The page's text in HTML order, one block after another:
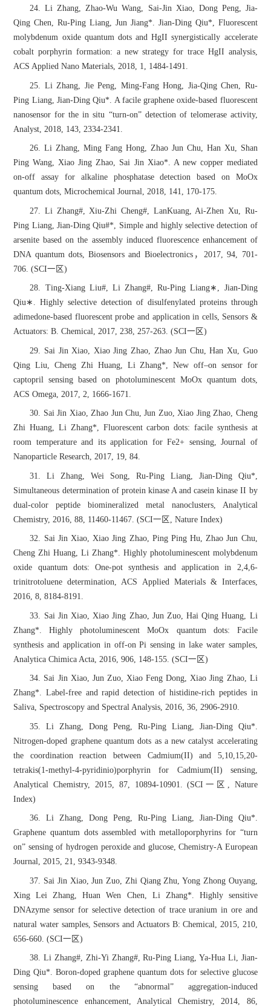
24. Li Zhang, Zhao-Wu Wang, Sai-Jin Xiao, Dong Peng, Jia-
Qing Chen, Ru-Ping Liang, Jun Jiang*. Jian-Ding Qiu*, Fluorescent
molybdenum oxide quantum dots and HgII synergistically accelerate
cobalt porphyrin formation: a new strategy for trace HgII analysis,
ACS Applied Nano Materials, 2018, 1, 1484-1491.
25. Li Zhang, Jie Peng, Ming-Fang Hong, Jia-Qing Chen, Ru-
Ping Liang, Jian-Ding Qiu*. A facile graphene oxide-based fluorescent
nanosensor for the in situ “turn-on” detection of telomerase activity,
Analyst, 2018, 143, 2334-2341.
26. Li Zhang, Ming Fang Hong, Zhao Jun Chu, Han Xu, Shan
Ping Wang, Xiao Jing Zhao, Sai Jin Xiao*. A new copper mediated
on-off assay for alkaline phosphatase detection based on MoOx
quantum dots, Microchemical Journal, 2018, 141, 170-175.
27. Li Zhang#, Xiu-Zhi Cheng#, LanKuang, Ai-Zhen Xu, Ru-
Ping Liang, Jian-Ding Qiu#*, Simple and highly selective detection of
arsenite based on the assembly induced fluorescence enhancement of
DNA quantum dots, Biosensors and Bioelectronics，2017, 94, 701-
706. (SCI一区)
28. Ting-Xiang Liu#, Li Zhang#, Ru-Ping Liang∗, Jian-Ding
Qiu∗. Highly selective detection of disulfenylated proteins through
adimedone-based fluorescent probe and application in cells, Sensors &
Actuators: B. Chemical, 2017, 238, 257-263. (SCI一区)
29. Sai Jin Xiao, Xiao Jing Zhao, Zhao Jun Chu, Han Xu, Guo
Qing Liu, Cheng Zhi Huang, Li Zhang*, New off–on sensor for
captopril sensing based on photoluminescent MoOx quantum dots,
ACS Omega, 2017, 2, 1666-1671.
30. Sai Jin Xiao, Zhao Jun Chu, Jun Zuo, Xiao Jing Zhao, Cheng
Zhi Huang, Li Zhang*, Fluorescent carbon dots: facile synthesis at
room temperature and its application for Fe2+ sensing, Journal of
Nanoparticle Research, 2017, 19, 84.
31. Li Zhang, Wei Song, Ru-Ping Liang, Jian-Ding Qiu*,
Simultaneous determination of protein kinase A and casein kinase II by
dual-color peptide biomineralized metal nanoclusters, Analytical
Chemistry, 2016, 88, 11460-11467. (SCI一区, Nature Index)
32. Sai Jin Xiao, Xiao Jing Zhao, Ping Ping Hu, Zhao Jun Chu,
Cheng Zhi Huang, Li Zhang*. Highly photoluminescent molybdenum
oxide quantum dots: One-pot synthesis and application in 2,4,6-
trinitrotoluene determination, ACS Applied Materials & Interfaces,
2016, 8, 8184-8191.
33. Sai Jin Xiao, Xiao Jing Zhao, Jun Zuo, Hai Qing Huang, Li
Zhang*. Highly photoluminescent MoOx quantum dots: Facile
synthesis and application in off-on Pi sensing in lake water samples,
Analytica Chimica Acta, 2016, 906, 148-155. (SCI一区)
34. Sai Jin Xiao, Jun Zuo, Xiao Feng Dong, Xiao Jing Zhao, Li
Zhang*. Label-free and rapid detection of histidine-rich peptides in
Saliva, Spectroscopy and Spectral Analysis, 2016, 36, 2906-2910.
35. Li Zhang, Dong Peng, Ru-Ping Liang, Jian-Ding Qiu*.
Nitrogen-doped graphene quantum dots as a new catalyst accelerating
the coordination reaction between Cadmium(II) and 5,10,15,20-
tetrakis(1-methyl-4-pyridinio)porphyrin for Cadmium(II) sensing,
Analytical Chemistry, 2015, 87, 10894-10901. (SCI一区, Nature
Index)
36. Li Zhang, Dong Peng, Ru-Ping Liang, Jian-Ding Qiu*.
Graphene quantum dots assembled with metalloporphyrins for “turn
on” sensing of hydrogen peroxide and glucose, Chemistry-A European
Journal, 2015, 21, 9343-9348.
37. Sai Jin Xiao, Jun Zuo, Zhi Qiang Zhu, Yong Zhong Ouyang,
Xing Lei Zhang, Huan Wen Chen, Li Zhang*. Highly sensitive
DNAzyme sensor for selective detection of trace uranium in ore and
natural water samples, Sensors and Actuators B: Chemical, 2015, 210,
656-660. (SCI一区)
38. Li Zhang#, Zhi-Yi Zhang#, Ru-Ping Liang, Ya-Hua Li, Jian-
Ding Qiu*. Boron-doped graphene quantum dots for selective glucose
sensing based on the “abnormal” aggregation-induced
photoluminescence enhancement, Analytical Chemistry, 2014, 86,